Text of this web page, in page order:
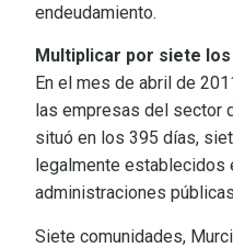
endeudamiento.
Multiplicar por siete
En el mes de abril de
las empresas del sector
situó en los 395 días,
legalmente establecidos
administraciones
Siete comunidades,